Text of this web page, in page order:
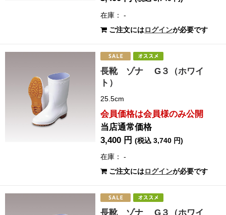
在庫： -
ご注文にはログインが必要です
長靴 ゾナ G３（ホワイ
ト）
25.5cm
会員価格は会員様のみ公開
当店通常価格
3,400 円(税込 3,740 円)
在庫： -
ご注文にはログインが必要です
長靴 ゾナ G３（ホワイ